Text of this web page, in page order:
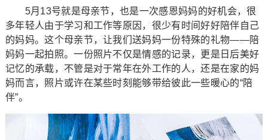
5月13号就是母亲节，也是一次感恩妈妈的好机会，很
多年轻人由于学习和工作等原因，很少有时间好好陪伴自己
的妈妈。这个母亲节，让我们送妈妈一份特殊的礼物——陪
妈妈一起拍照。一份照片不仅是情感的记录，更是日后美好
记忆的承载，不管是对于常年在外工作的人，还是在家的妈
妈而言，照片或许在某些时刻能够带给彼此一些暖心的“陪
伴”。